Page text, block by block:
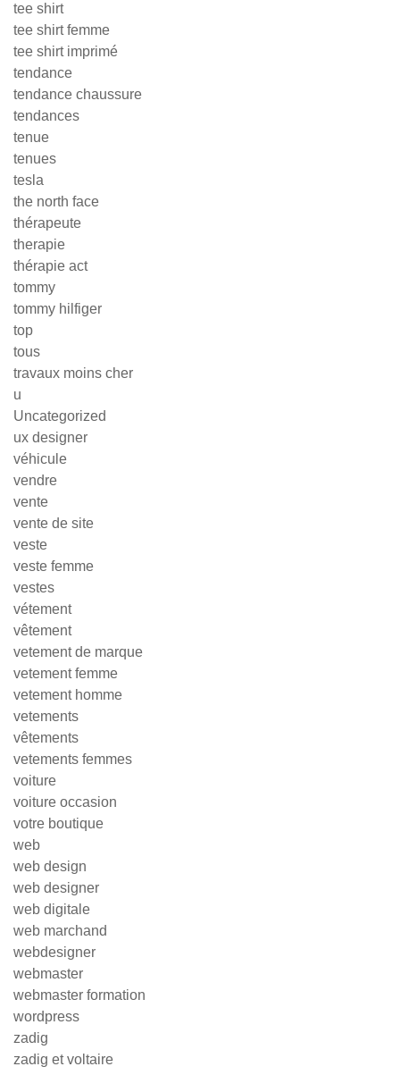
tee shirt
tee shirt femme
tee shirt imprimé
tendance
tendance chaussure
tendances
tenue
tenues
tesla
the north face
thérapeute
therapie
thérapie act
tommy
tommy hilfiger
top
tous
travaux moins cher
u
Uncategorized
ux designer
véhicule
vendre
vente
vente de site
veste
veste femme
vestes
vétement
vêtement
vetement de marque
vetement femme
vetement homme
vetements
vêtements
vetements femmes
voiture
voiture occasion
votre boutique
web
web design
web designer
web digitale
web marchand
webdesigner
webmaster
webmaster formation
wordpress
zadig
zadig et voltaire